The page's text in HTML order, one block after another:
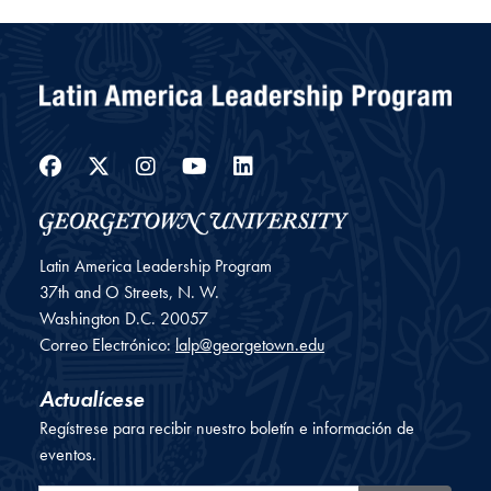
Facebook
Twitter
Instagram
YouTube
LinkedIn
Latin America Leadership Program
37th and O Streets, N. W.
Washington D.C. 20057
Correo Electrónico: lalp@georgetown.edu
Actualícese
Regístrese para recibir nuestro boletín e información de
eventos.